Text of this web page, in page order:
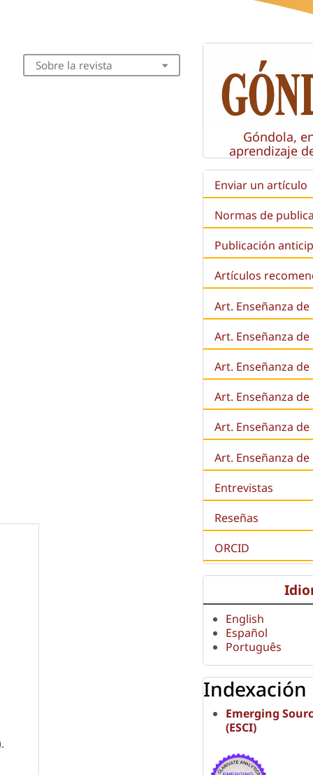
Sobre la revista
Góndola,
aprendizaje
Enviar un artículo
Normas de
Publicación
Artículos
Art. Enseñanza
Art. Enseñanza
Art. Enseñanza de
Art. Enseñanza de
Art. Enseñanza
Art. Enseñanza
Entrevistas
Reseñas
ORCID
English
Español
Português
Indexación
Emerging
(ESCI)